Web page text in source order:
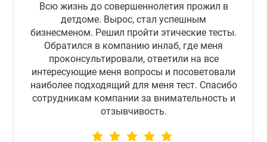
Всю жизнь до совершеннолетия прожил в
детдоме. Вырос, стал успешным
бизнесменом. Решил пройти этические тесты.
Обратился в компанию инлаб, где меня
проконсультировали, ответили на все
интересующие меня вопросы и посоветовали
наиболее подходящий для меня тест. Спасибо
сотрудникам компании за внимательность и
отзывчивость.